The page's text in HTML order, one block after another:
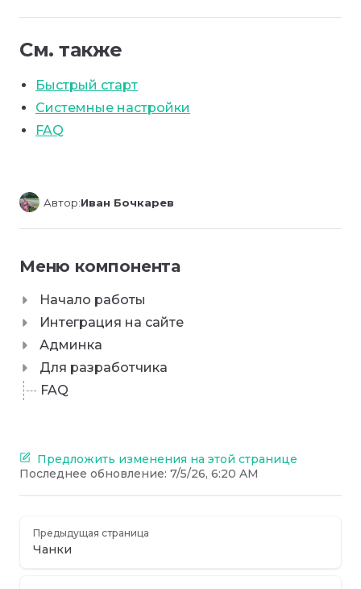
См. также
Быстрый старт
Системные настройки
FAQ
Автор:Иван Бочкарев
Меню компонента
Начало работы
Интеграция на сайте
Админка
Для разработчика
FAQ
Предложить изменения на этой странице
Последнее обновление: 7/5/26, 6:20 AM
Предыдущая страница
Чанки